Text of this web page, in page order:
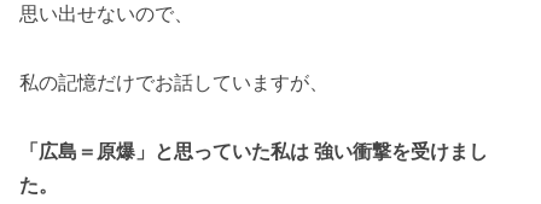
思い出せないので、
私の記憶だけでお話していますが、
「広島＝原爆」と思っていた私は 強い衝撃を受けまし
た。